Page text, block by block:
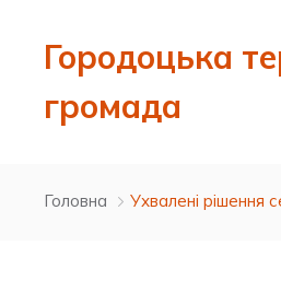
Городоцька
громада
Головна Ухвалені рішення